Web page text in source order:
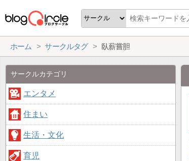
ホーム サークルタグ 臥薪嘗胆
サークルカテゴリ
エンタメ
住まい
生活・文化
育児